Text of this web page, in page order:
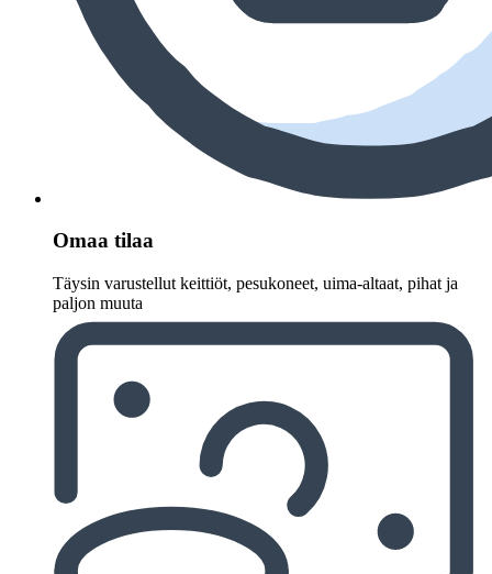
Omaa tilaa
Täysin varustellut keittiöt, pesukoneet, uima-altaat, pihat ja
paljon muuta